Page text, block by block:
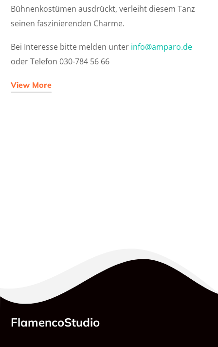
Bühnenkostümen ausdrückt, verleiht diesem Tanz
seinen faszinierenden Charme.
Bei Interesse bitte melden unter info@amparo.de
oder Telefon 030-784 56 66
View More
FlamencoStudio